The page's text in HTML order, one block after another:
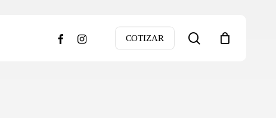
COTIZAR search
facebookinstagram